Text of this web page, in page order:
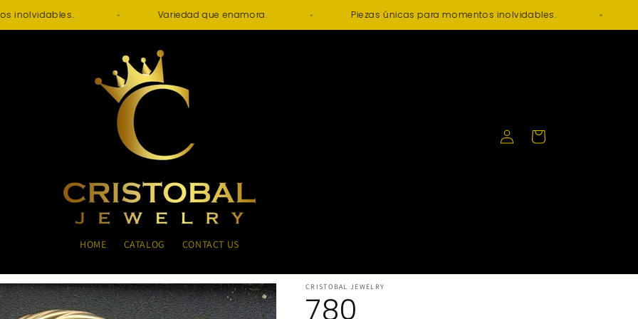
inolvidables. Variedad que enamora. Piezas únicas para momentos inolvidables.
HOME CATALOG CONTACT US
Iniciar
sesión
Carrito
CRISTOBAL JEWELRY
780